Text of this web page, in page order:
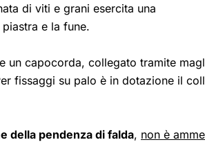
di viti e grani esercita una
e la fune.
un capocorda, collegato tramite
fissaggi su palo è in dotazione il
della pendenza di falda, non è